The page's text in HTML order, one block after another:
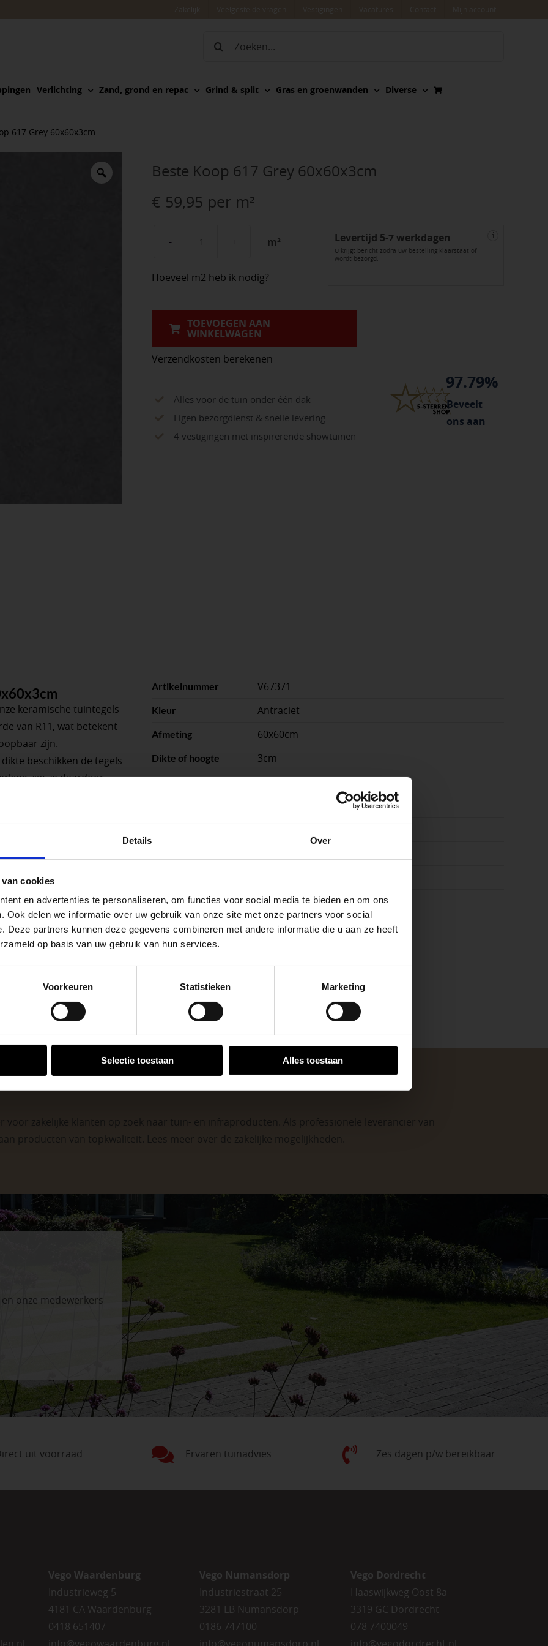
Details Over
cookies
en advertenties te personaliseren, om functies voor social media te bieden en om ons
Ook delen we informatie over uw gebruik van onze site met onze partners voor social
Deze partners kunnen deze gegevens combineren met andere informatie die u aan ze heeft
op basis van uw gebruik van hun services.
Voorkeuren Statistieken Marketing
Selectie toestaan Alles toestaan
Zoeken
Verlichting Zand, grond en repac Grind & split Gras en groenwanden Diverse
617 Grey 60x60x3cm
Beste Koop 617 Grey 60x60x3cm
€ 59,95 per m²
Beste
617
60x60x3cm
aantal
m² Levertijd 5-7 werkdagen
U krijgt bericht zodra uw bestelling klaarstaat of
wordt bezorgd.
i
Hoeveel m2 heb ik nodig?
TOEVOEGEN AAN
WINKELWAGEN
Verzendkosten berekenen
Alles voor de tuin onder één dak
Eigen bezorgdienst & snelle levering
4 vestigingen met inspirerende showtuinen
97.79%
Beveelt
ons aan
keramische tuintegels
van R11, wat betekent
zijn.
beschikken de tegels
zijn ze daardoor
geschikt voor
geplaatst op
Ze zijn te
en materialen,
hebt.
adviseren wij het
en net resultaat. De
afgewerkt,
Artikelnummer V67371
Kleur Antraciet
Afmeting 60x60cm
Dikte of hoogte 3cm
zakelijke klanten op zoek naar tuin- en infraproducten. Als professionele leverancier van
producten van topkwaliteit. Lees meer over de zakelijke mogelijkheden
onze medewerkers
uit voorraad Ervaren tuinadvies Zes dagen p/w bereikbaar
Vego Waardenburg
Industrieweg 5
4181 CA Waardenburg
0418 651407
Vego Numansdorp
Industriestraat 25
3281 LB Numansdorp
0186 747100
Vego Dordrecht
Haaswijkweg Oost 8a
3319 GC Dordrecht
078 7400049
tijdens de vakantieperiode
vestigingspagina voor de actuele openingstijden.
Brug
en inspirerende showtuinen helpen we je graag bij iedere stap van jouw